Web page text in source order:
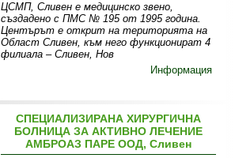
ЦСМП, Сливен е медицинско звено,
създадено с ПМС № 195 от 1995 година.
Центърът е открит на територията на
Област Сливен, към него функционират 4
филиала – Сливен, Нов
Информация
СПЕЦИАЛИЗИРАНА ХИРУРГИЧНА
БОЛНИЦА ЗА АКТИВНО ЛЕЧЕНИЕ
АМБРОАЗ ПАРЕ ООД, Сливен